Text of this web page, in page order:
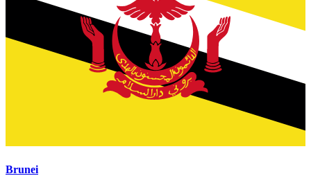
Brunei